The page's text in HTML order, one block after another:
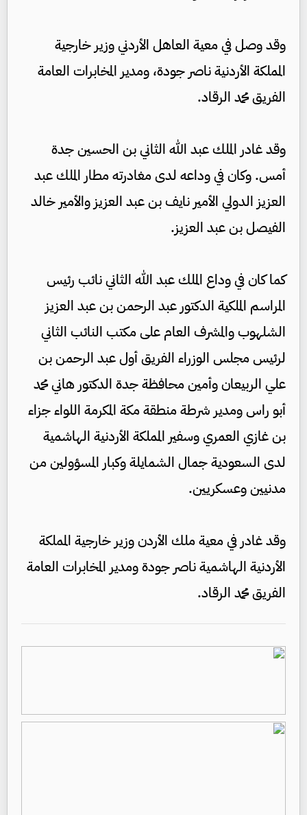
وقد وصل في معية العاهل الأردني وزير خارجية
المملكة الأردنية ناصر جودة، ومدير المخابرات العامة
الفريق محمد الرقاد.
وقد غادر الملك عبد الله الثاني بن الحسين جدة
أمس. وكان في وداعه لدى مغادرته مطار الملك عبد
العزيز الدولي الأمير نايف بن عبد العزيز والأمير خالد
الفيصل بن عبد العزيز.
كما كان في وداع الملك عبد الله الثاني نائب رئيس
المراسم الملكية الدكتور عبد الرحمن بن عبد العزيز
الشلهوب والمشرف العام على مكتب النائب الثاني
لرئيس مجلس الوزراء الفريق أول عبد الرحمن بن
علي الربيعان وأمين محافظة جدة الدكتور هاني محمد
أبو راس ومدير شرطة منطقة مكة المكرمة اللواء جزاء
بن غازي العمري وسفير المملكة الأردنية الهاشمية
لدى السعودية جمال الشمايلة وكبار المسؤولين من
مدنيين وعسكريين.
وقد غادر في معية ملك الأردن وزير خارجية المملكة
الأردنية الهاشمية ناصر جودة ومدير المخابرات العامة
الفريق محمد الرقاد.